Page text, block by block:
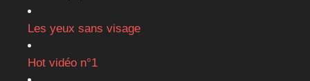
Les yeux sans visage
Hot vidéo n°1